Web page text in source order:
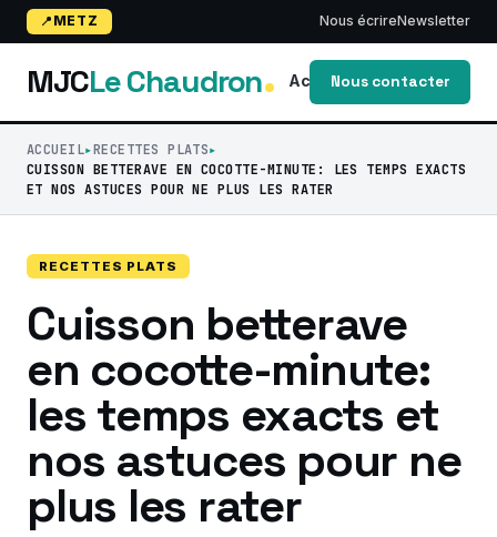
METZ Nous écrireNewsletter
MJCLe Chaudron Accueil Blog
Nous contacter
ACCUEIL RECETTES PLATS
CUISSON BETTERAVE EN COCOTTE-MINUTE: LES TEMPS EXACTS
ET NOS ASTUCES POUR NE PLUS LES RATER
RECETTES PLATS
Cuisson betterave
en cocotte-minute:
les temps exacts et
nos astuces pour ne
plus les rater